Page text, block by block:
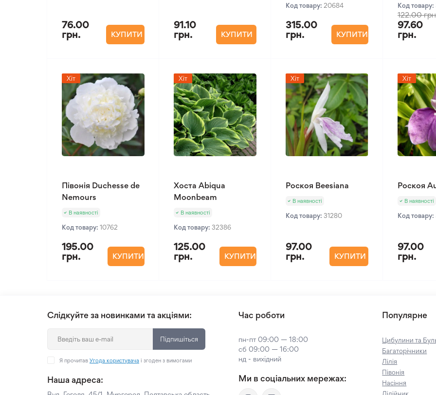
76.00
грн.
КУПИТИ
91.10
грн.
КУПИТИ
Код товару: 20684
315.00
грн.
КУПИТИ
Код товару:
122.00
97.60
грн.
Хіт
Півонія Duchesse de
Nemours
В наявності
Код товару: 10762
195.00
грн.
КУПИТИ
Хіт
Хоста Abiqua
Moonbeam
В наявності
Код товару: 32386
125.00
грн.
КУПИТИ
Хіт
Роскоя Beesiana
В наявності
Код товару: 31280
97.00
грн.
КУПИТИ
Хіт
Роскоя
В наявності
Код товару:
97.00
грн.
Слідкуйте за новинками та акціями:
Підпишіться
Я прочитав Угода користувача і згоден з вимогами
Наша адреса:
Час роботи
пн-пт 09:00 — 18:00
сб 09:00 — 16:00
нд - вихідний
Ми в соціальних мережах:
Популярне
Цибулини та
Багаторічники
Лілія
Півонія
Насіння